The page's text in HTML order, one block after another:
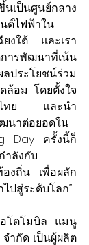
เป็นศูนย์กลาง
ต์ไฟฟ้าใน
ยงใต้ และเรา
ารพัฒนาที่เน้น
ประโยชน์ร่วม
ล้อม โดยตั้งใจ
ศไทย และนำ
นาต่อยอดใน
Day ครั้งนี้ก็
ำลังกับ
งถิ่น เพื่อผลัก
ปสู่ระดับโลก”
โตโมบิล แมนู
ำกัด เป็นผู้ผลิต